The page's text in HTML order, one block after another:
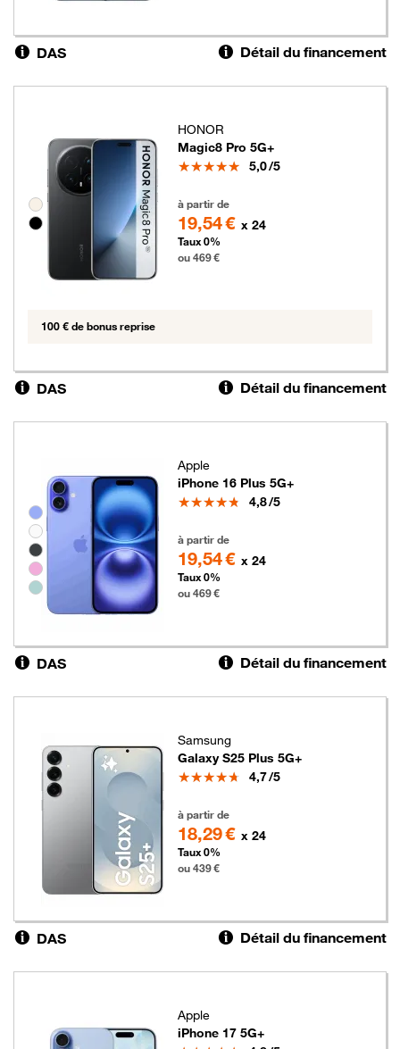
DAS Détail du financement
Groupe de couleurs disponibles non sélectionnables
HONOR
Magic8 Pro 5G+
Note
5,0/5
à partir de
19,54 € x 24
Taux 0%
ou 469 €
100 € de bonus reprise
DAS Détail du financement
Groupe de couleurs disponibles non sélectionnables
Apple
iPhone 16 Plus 5G+
Note
4,8/5
à partir de
19,54 € x 24
Taux 0%
ou 469 €
DAS Détail du financement
Samsung
Galaxy S25 Plus 5G+
Note
4,7/5
à partir de
18,29 € x 24
Taux 0%
ou 439 €
DAS Détail du financement
Apple
iPhone 17 5G+